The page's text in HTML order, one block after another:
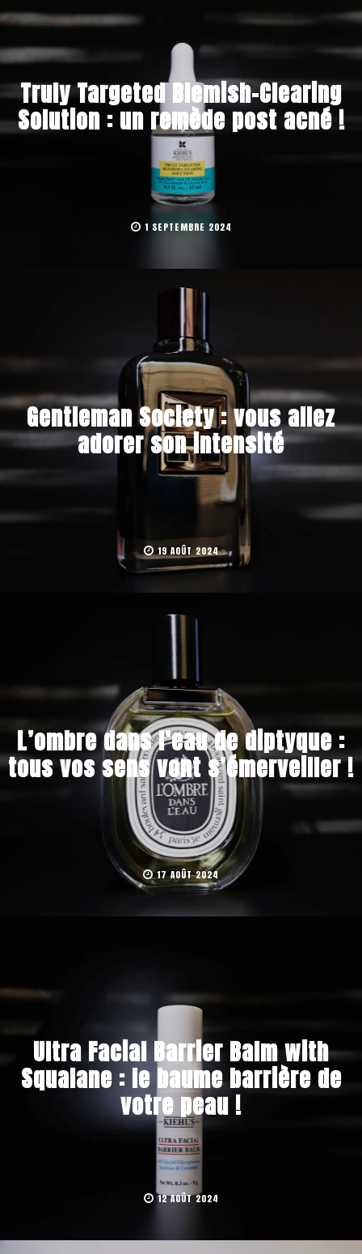
Truly Targeted Blemish-Clearing
Solution : un remède post acné !
1 SEPTEMBRE 2024
Gentleman Society : vous allez
adorer son intensité
19 AOÛT 2024
L’ombre dans l’eau de diptyque :
tous vos sens vont s’émerveiller !
17 AOÛT 2024
Ultra Facial Barrier Balm with
Squalane : le baume barrière de
votre peau !
12 AOÛT 2024